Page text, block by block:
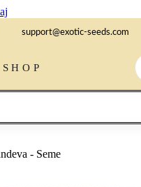
support@exotic-seeds.com
SHOP
- Seme